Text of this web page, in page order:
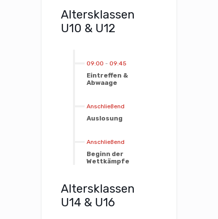
Altersklassen
U10 & U12
09:00 - 09:45
Eintreffen &
Abwaage
Anschließend
Auslosung
Anschließend
Beginn der
Wettkämpfe
Altersklassen
U14 & U16